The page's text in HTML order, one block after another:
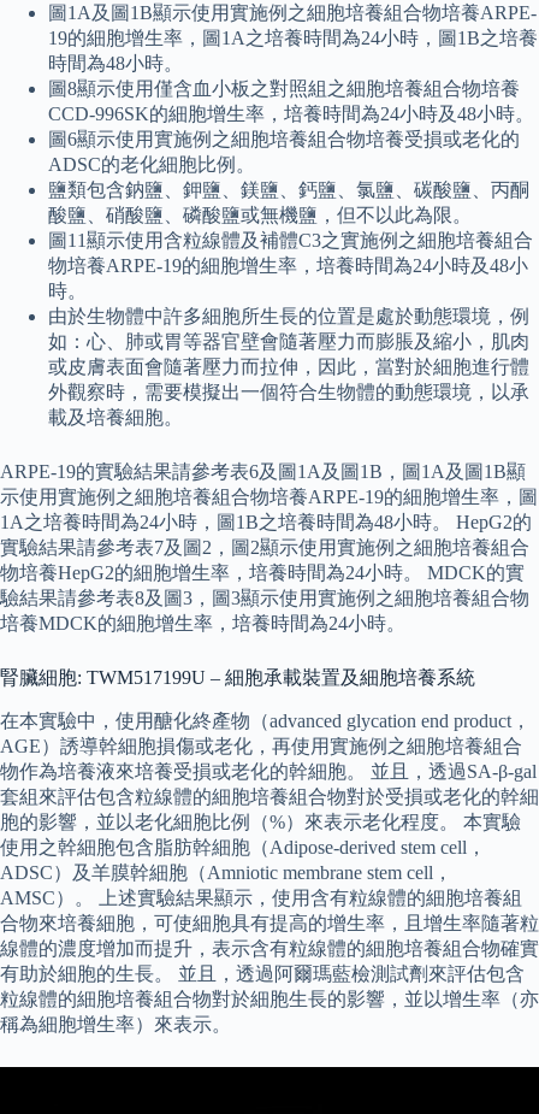
圖1A及圖1B顯示使用實施例之細胞培養組合物培養ARPE-
19的細胞增生率，圖1A之培養時間為24小時，圖1B之培養
時間為48小時。
圖8顯示使用僅含血小板之對照組之細胞培養組合物培養
CCD-996SK的細胞增生率，培養時間為24小時及48小時。
圖6顯示使用實施例之細胞培養組合物培養受損或老化的
ADSC的老化細胞比例。
鹽類包含鈉鹽、鉀鹽、鎂鹽、鈣鹽、氯鹽、碳酸鹽、丙酮
酸鹽、硝酸鹽、磷酸鹽或無機鹽，但不以此為限。
圖11顯示使用含粒線體及補體C3之實施例之細胞培養組合
物培養ARPE-19的細胞增生率，培養時間為24小時及48小
時。
由於生物體中許多細胞所生長的位置是處於動態環境，例
如：心、肺或胃等器官壁會隨著壓力而膨脹及縮小，肌肉
或皮膚表面會隨著壓力而拉伸，因此，當對於細胞進行體
外觀察時，需要模擬出一個符合生物體的動態環境，以承
載及培養細胞。
ARPE-19的實驗結果請參考表6及圖1A及圖1B，圖1A及圖1B顯
示使用實施例之細胞培養組合物培養ARPE-19的細胞增生率，圖
1A之培養時間為24小時，圖1B之培養時間為48小時。 HepG2的
實驗結果請參考表7及圖2，圖2顯示使用實施例之細胞培養組合
物培養HepG2的細胞增生率，培養時間為24小時。 MDCK的實
驗結果請參考表8及圖3，圖3顯示使用實施例之細胞培養組合物
培養MDCK的細胞增生率，培養時間為24小時。
腎臟細胞: TWM517199U – 細胞承載裝置及細胞培養系統
在本實驗中，使用醣化終產物（advanced glycation end product，
AGE）誘導幹細胞損傷或老化，再使用實施例之細胞培養組合
物作為培養液來培養受損或老化的幹細胞。 並且，透過SA-β-gal
套組來評估包含粒線體的細胞培養組合物對於受損或老化的幹細
胞的影響，並以老化細胞比例（%）來表示老化程度。 本實驗
使用之幹細胞包含脂肪幹細胞（Adipose-derived stem cell，
ADSC）及羊膜幹細胞（Amniotic membrane stem cell，
AMSC）。 上述實驗結果顯示，使用含有粒線體的細胞培養組
合物來培養細胞，可使細胞具有提高的增生率，且增生率隨著粒
線體的濃度增加而提升，表示含有粒線體的細胞培養組合物確實
有助於細胞的生長。 並且，透過阿爾瑪藍檢測試劑來評估包含
粒線體的細胞培養組合物對於細胞生長的影響，並以增生率（亦
稱為細胞增生率）來表示。